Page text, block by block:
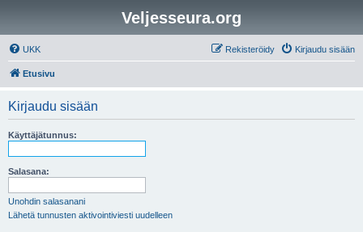
Veljesseura.org
UKK Kirjaudu sisään
Rekisteröidy
Etusivu
Kirjaudu sisään
Käyttäjätunnus:
Salasana:
Unohdin salasanani
Lähetä tunnusten aktivointiviesti uudelleen